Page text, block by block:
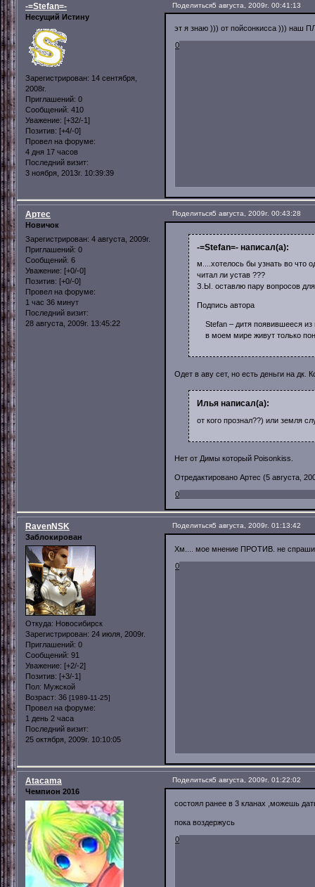
Поделиться5 августа, 2009г. 00:41:13
-=Stefan=-
Несущий Истину
Зарегистрирован: 14 сентября,
2008г.
Приглашений: 0
Сообщений: 410
Уважение: [+32/-1]
Позитив: [+4/-0]
Провел на форуме:
4 дня 17 часов
Последний визит:
3 ноября, 2013г. 10:39:39
эт я знаю ))) от пойсонкисса ))) наш
0
Поделиться5 августа, 2009г. 00:43:28
Артес
Новичок
Зарегистрирован: 4 августа, 2009г.
Приглашений: 0
Сообщений: 6
Уважение: [+0/-0]
Позитив: [+0/-0]
Провел на форуме:
1 час 36 минут
Последний визит:
28 августа, 2009г. 13:45:22
-=Stefan=- написал(а):
м....хотелось бы узнать во что
читал ли устав ???
З.Ы. оставлю пару вопросов
Подпись автора
Stefan – дитя появившееся из
в моем мире живут только
Одет в аву сет, но есть деньги на дк.
Илья написал(а):
от кого прознал??) или земля
Нет от Димы который Poisonkiss.
Отредактировано Артес (5 августа,
0
Поделиться5 августа, 2009г. 01:13:42
RavenNSK
Заблокирован
Откуда: Новосибирск
Зарегистрирован: 24 июля, 2009г.
Приглашений: 0
Сообщений: 91
Уважение: [+2/-2]
Позитив: [+3/-1]
Пол: Мужской
Возраст: 36 [1989-11-25]
Провел на форуме:
1 день 2 часа
Последний визит:
25 октября, 2009г. 10:10:05
Хм.... мое мнение ПРОТИВ. не
0
Поделиться5 августа, 2009г. 01:22:02
Atacama
Чемпион 2016
состоял ранее в 3 кланах ,можешь
пока воздержусь
0